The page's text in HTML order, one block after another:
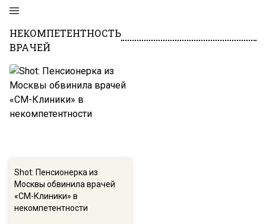
НЕКОМПЕТЕНТНОСТЬ
ВРАЧЕЙ
Shot: Пенсионерка из
Москвы обвинила врачей
«СМ-Клиники» в
некомпетентности